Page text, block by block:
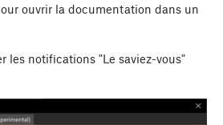
ouvrir la documentation dans un
les notifications "Le saviez-vous"